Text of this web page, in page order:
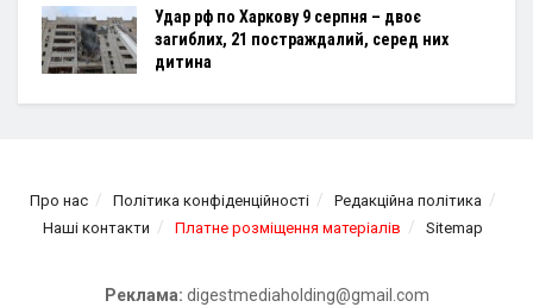
Удар рф по Харкову 9 серпня – двоє
загиблих, 21 постраждалий, серед них
дитина
Про нас Політика конфіденційності
Редакційна політика
Наші контакти
Платне розміщення матеріалів Sitemap
Реклама: digestmediaholding@gmail.com